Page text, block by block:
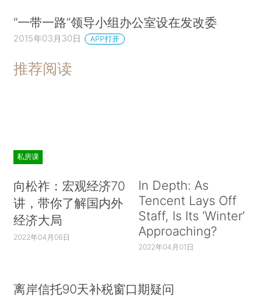
“一带一路”领导小组办公室设在发改委
2015年03月30日 APP打开
推荐阅读
私房课
向松祚：宏观经济70
讲，带你了解国内外
经济大局
2022年04月06日
In Depth: As
Tencent Lays Off
Staff, Is Its ‘Winter’
Approaching?
2022年04月01日
离岸信托90天补税窗口期疑问